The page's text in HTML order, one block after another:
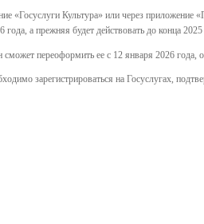
«Госуслуги Культура» или через
а прежняя будет действовать до конца 2025
сможет переоформить ее с 12 января 2026
зарегистрироваться на Госуслугах,